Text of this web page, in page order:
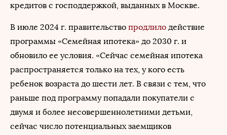
кредитов с господдержкой, выданных в Москве.
В июле 2024 г. правительство продлило действие
программы «Семейная ипотека» до 2030 г. и
обновило ее условия. «Сейчас семейная ипотека
распространяется только на тех, у кого есть
ребенок возраста до шести лет. В связи с тем, что
раньше под программу попадали покупатели с
двумя и более несовершеннолетними детьми,
сейчас число потенциальных заемщиков